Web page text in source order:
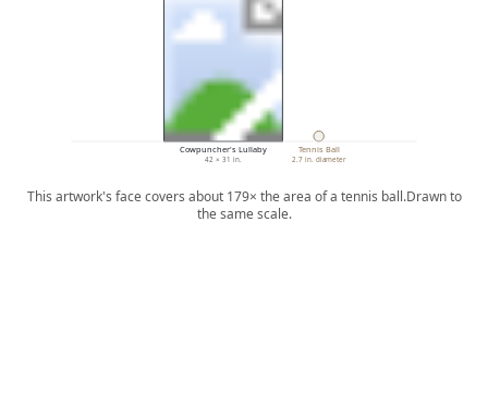
Cowpuncher's Lullaby
42 × 31 in.
Tennis Ball
2.7 in. diameter
This artwork's face covers about 179× the area of a tennis ball.Drawn to
the same scale.